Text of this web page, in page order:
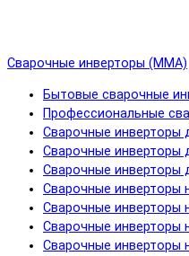
Сварочные инверторы (MMA)
Бытовые сварочные
Профессиональные
Сварочные инверторы
Сварочные инверторы
Сварочные инверторы
Сварочные инверторы
Сварочные инверторы
Сварочные инверторы
Сварочные инверторы